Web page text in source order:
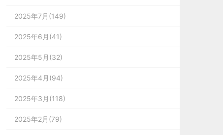
2025年7月(149)
2025年6月(41)
2025年5月(32)
2025年4月(94)
2025年3月(118)
2025年2月(79)